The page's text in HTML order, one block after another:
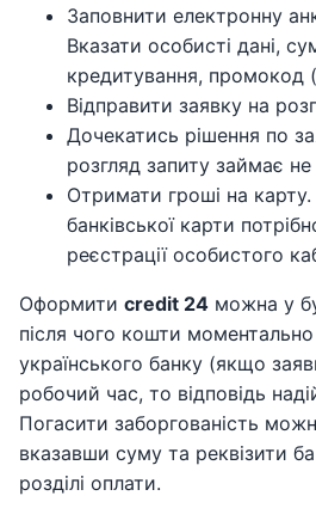
Заповнити електронну
Вказати особисті дані,
кредитування, промокод
Відправити заявку на
Дочекатись рішення по
розгляд запиту займає
Отримати гроші на карту.
банківської карти
реєстрації особистого
Оформити credit 24 можна у
після чого кошти
українського банку (якщо
робочий час, то відповідь
Погасити заборгованість
вказавши суму та реквізити
розділі оплати.